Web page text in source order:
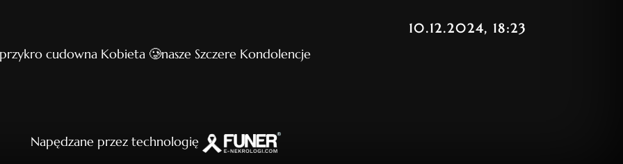
10.12.2024, 18:23
cudowna Kobieta 🥲nasze Szczere Kondolencje
Napędzane przez technologię